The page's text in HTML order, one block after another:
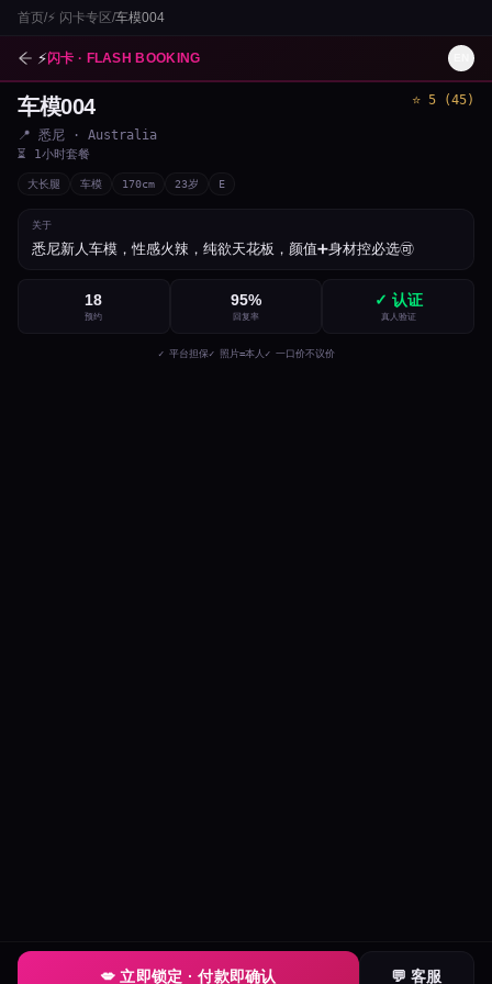
首页/⚡ 闪卡专区/车模004
⚡闪卡 · FLASH BOOKING
1 /2
车模004 ⭐ 5 (45)
📍 悉尼 · Australia
⏳ 1小时套餐
大长腿 车模 170cm 23岁 E
关于
悉尼新人车模，性感火辣，纯欲天花板，颜值➕身材控必选🉑
18
预约
95%
回复率
✓ 认证
真人验证
✓ 平台担保✓ 照片=本人 ✓ 一口价不议价
💋 立即锁定 · 付款即确认 💬 客服